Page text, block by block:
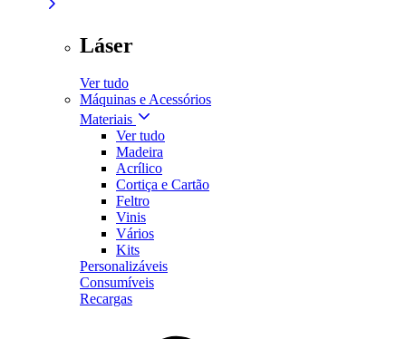
Láser
Ver tudo
Máquinas e Acessórios
Materiais
Ver tudo
Madeira
Acrílico
Cortiça e Cartão
Feltro
Vinis
Vários
Kits
Personalizáveis
Consumíveis
Recargas